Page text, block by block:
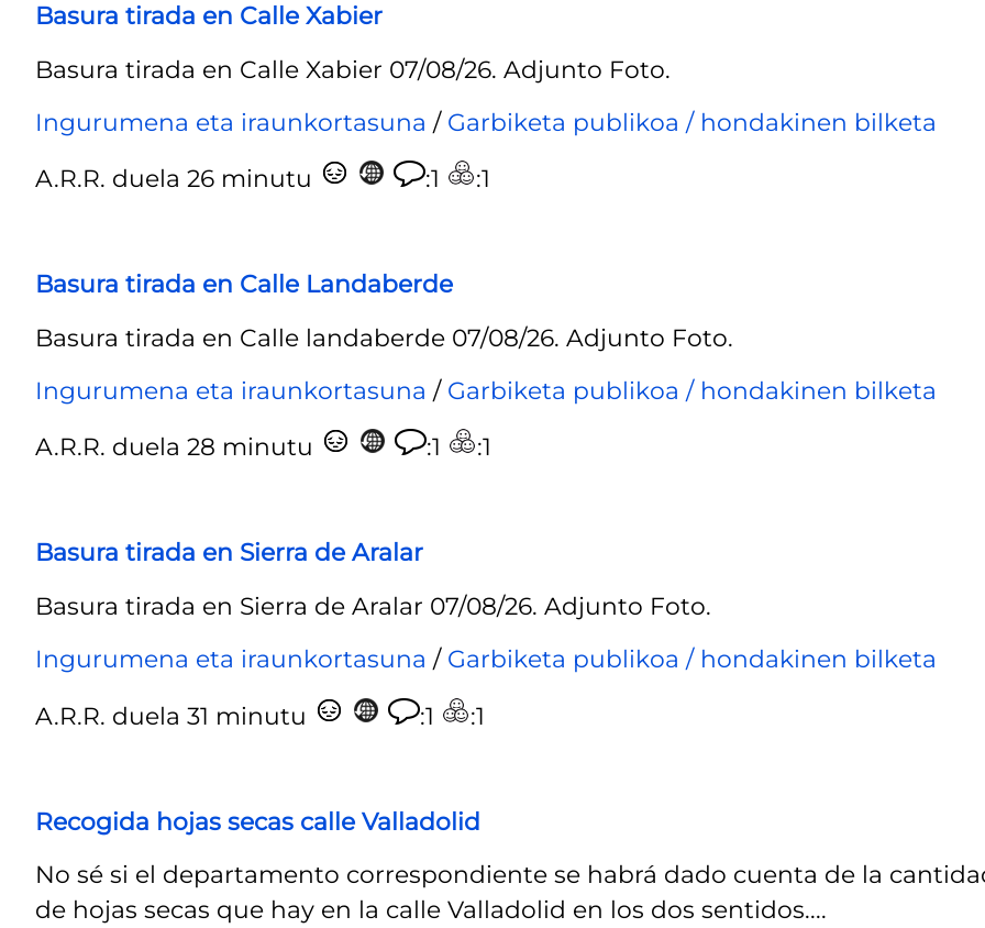
Basura tirada en Calle Xabier
Basura tirada en Calle Xabier 07/08/26. Adjunto Foto.
Ingurumena eta iraunkortasuna / Garbiketa publikoa / hondakinen bilketa
A.R.R. duela 26 minutu :1 :1
Basura tirada en Calle Landaberde
Basura tirada en Calle landaberde 07/08/26. Adjunto Foto.
Ingurumena eta iraunkortasuna / Garbiketa publikoa / hondakinen bilketa
A.R.R. duela 28 minutu :1 :1
Basura tirada en Sierra de Aralar
Basura tirada en Sierra de Aralar 07/08/26. Adjunto Foto.
Ingurumena eta iraunkortasuna / Garbiketa publikoa / hondakinen bilketa
A.R.R. duela 31 minutu :1 :1
Recogida hojas secas calle Valladolid
No sé si el departamento correspondiente se habrá dado cuenta de la
de hojas secas que hay en la calle Valladolid en los dos sentidos....